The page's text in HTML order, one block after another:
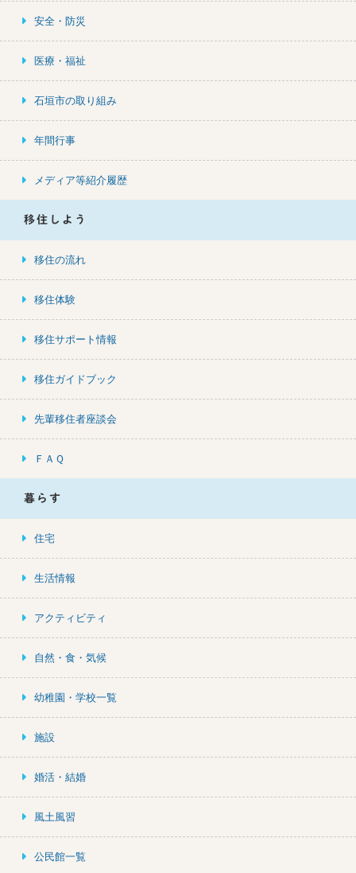
安全・防災
医療・福祉
石垣市の取り組み
年間行事
メディア等紹介履歴
移住しよう
移住の流れ
移住体験
移住サポート情報
移住ガイドブック
先輩移住者座談会
ＦＡＱ
暮らす
住宅
生活情報
アクティビティ
自然・食・気候
幼稚園・学校一覧
施設
婚活・結婚
風土風習
公民館一覧